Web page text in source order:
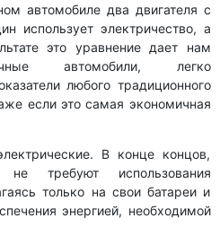
автомобиле два двигателя с
использует электричество, а
это уравнение дает нам
автомобили, легко
любого традиционного
если это самая экономичная
В конце концов,
не требуют использования
только на свои батареи и
энергией, необходимой